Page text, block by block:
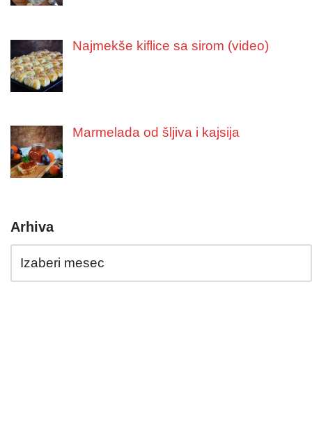
Najmekše kiflice sa sirom (video)
Marmelada od šljiva i kajsija
Arhiva